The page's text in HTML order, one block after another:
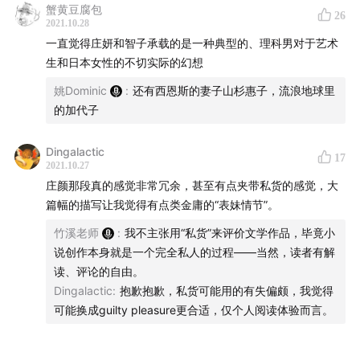
下书中的潜在意识形态之余，我们也聊到了中外作家都避
不开的另一个文学类型：历史幻想。历史幻想往往是科幻
作品的内核，而这种文学作品的创作之中又有什么样的陷
幻作品，欢迎听众们和我们一起交流！
主持人：姚天宜、鬼王橙
常驻嘉宾：竹溪（公众号：Vault_of_Kris）
00:00:16—00:00:41 开头介绍
蟹黄豆腐包
2021.10.28
26
一直觉得庄妍和智子承载的是一种典型的、理科男对于艺术
生和日本女性的不切实际的幻想
姚Dominic : 还有西恩斯的妻子山杉惠子，流浪地球里
的加代子
Dingalactic
2021.10.27
17
庄颜那段真的感觉非常冗余，甚至有点夹带私货的感觉，大
篇幅的描写让我觉得有点类金庸的“表妹情节”。
竹溪老师 : 我不主张用“私货”来评价文学作品，毕竟小
说创作本身就是一个完全私人的过程——当然，读者有解
读、评论的自由。
Dingalactic: 抱歉抱歉，私货可能用的有失偏颇，我觉得
可能换成guilty pleasure更合适，仅个人阅读体验而言。